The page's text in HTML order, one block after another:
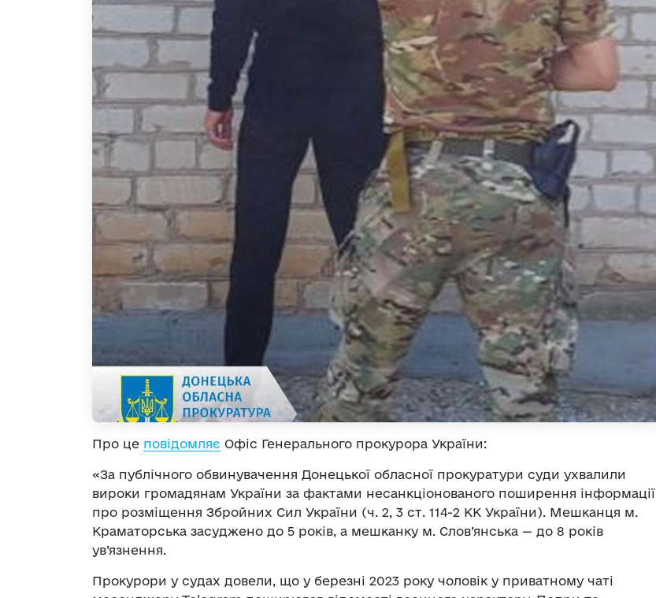
Про це повідомляє Офіс Генерального прокурора України:
«За публічного обвинувачення Донецької обласної прокуратури суди ухвалили
вироки громадянам України за фактами несанкціонованого поширення інформації
про розміщення Збройних Сил України (ч. 2, 3 ст. 114-2 КК України). Мешканця м.
Краматорська засуджено до 5 років, а мешканку м. Слов’янська — до 8 років
ув’язнення.
Прокурори у судах довели, що у березні 2023 року чоловік у приватному чаті